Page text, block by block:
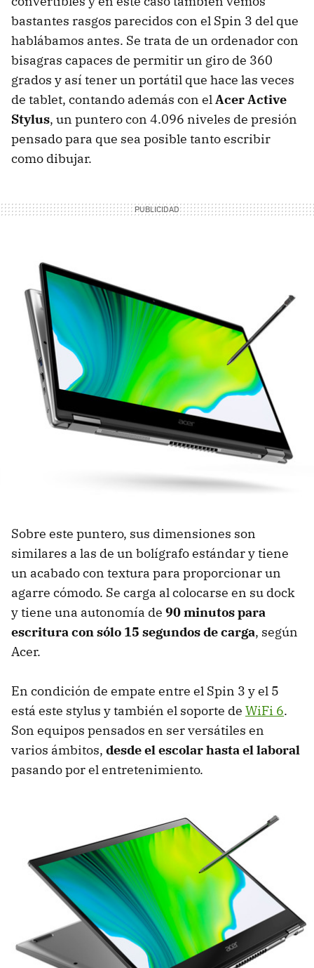
bastantes rasgos parecidos con el Spin 3 del que
hablábamos antes. Se trata de un ordenador con
bisagras capaces de permitir un giro de 360
grados y así tener un portátil que hace las veces
de tablet, contando además con elAcer Active
Stylus, un puntero con 4.096 niveles de presión
pensado para que sea posible tanto escribir
como dibujar.
Sobre este puntero, sus dimensiones son
similares a las de un bolígrafo estándar y tiene
un acabado con textura para proporcionar un
agarre cómodo. Se carga al colocarse en su dock
y tiene una autonomía de 90 minutos para
escritura con sólo 15 segundos de carga, según
Acer.
En condición de empate entre el Spin 3 y el 5
está este stylus y también el soporte de WiFi 6.
Son equipos pensados en ser versátiles en
varios ámbitos, desde el escolar hasta el laboral
pasando por el entretenimiento.